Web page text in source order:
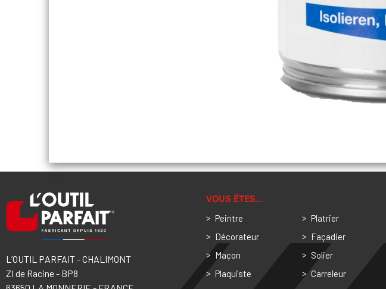
L’OUTIL PARFAIT - CHALIMONT
ZI de Racine - BP8
VOUS ÊTES…
Peintre
Décorateur
Maçon
Plaquiste
Platrier
Façadier
Solier
Carreleur